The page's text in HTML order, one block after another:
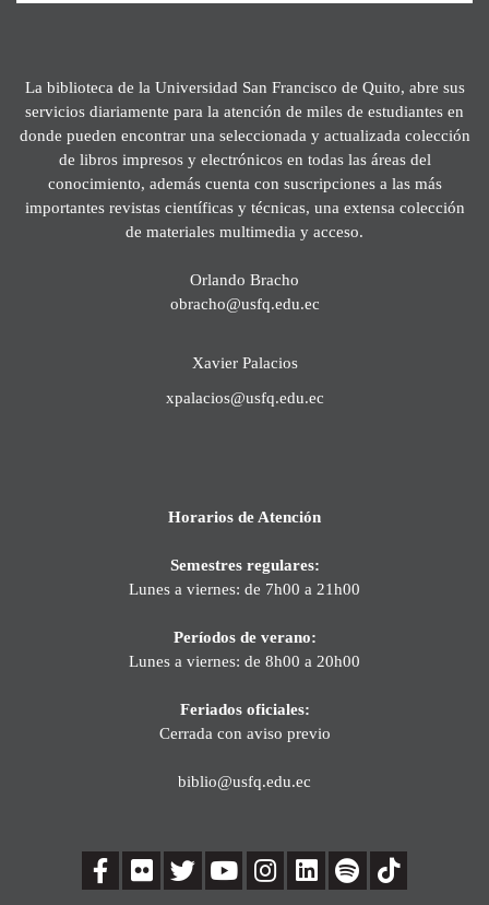
La biblioteca de la Universidad San Francisco de Quito, abre sus
servicios diariamente para la atención de miles de estudiantes en
donde pueden encontrar una seleccionada y actualizada colección
de libros impresos y electrónicos en todas las áreas del
conocimiento, además cuenta con suscripciones a las más
importantes revistas científicas y técnicas, una extensa colección
de materiales multimedia y acceso.
Orlando Bracho
obracho@usfq.edu.ec
Xavier Palacios
xpalacios@usfq.edu.ec
Horarios de Atención
Semestres regulares:
Lunes a viernes: de 7h00 a 21h00
Períodos de verano:
Lunes a viernes: de 8h00 a 20h00
Feriados oficiales:
Cerrada con aviso previo
biblio@usfq.edu.ec